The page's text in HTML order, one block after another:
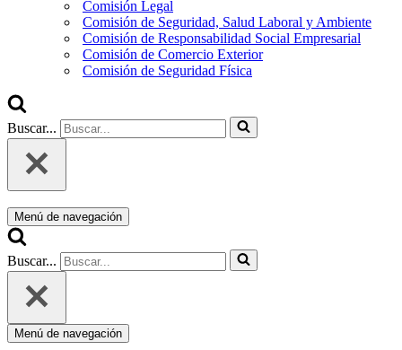
Comisión Legal
Comisión de Seguridad, Salud Laboral y Ambiente
Comisión de Responsabilidad Social Empresarial
Comisión de Comercio Exterior
Comisión de Seguridad Física
Buscar...
Menú de navegación
Buscar...
Menú de navegación